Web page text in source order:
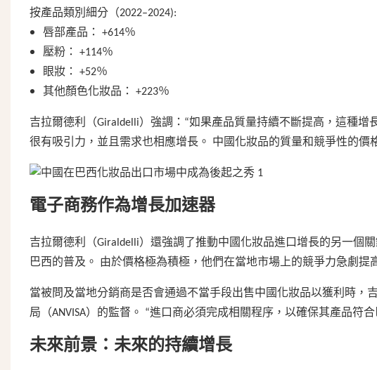
按產品類別細分（2022–2024):
唇部產品： +614％
壓粉： +114％
眼妝： +52％
其他顏色化妝品： +223％
吉拉爾德利（Giraldelli）強調：“如果產品質量持續不斷提高，這種
很有吸引力，並且需求也相應增長。 中國化妝品的質量和競爭性的價
電子商務作為增長加速器
吉拉爾德利（Giraldelli）還強調了推動中國化妝品進口增長的另一個
巴西的普及。 由於價格極為積極，他們在當地市場上的競爭力急劇提
當被問及當地分銷商是否會通過不當手段出售中國化妝品以獲利時，
局（ANVISA）的監督。 “進口商必須完成相關程序，以確保其產品符
未來前景：未來的持續增長